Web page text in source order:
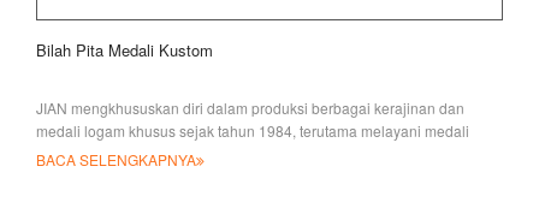
Bilah Pita Medali Kustom
JIAN mengkhususkan diri dalam produksi berbagai kerajinan dan
medali logam khusus sejak tahun 1984, terutama melayani medali
militer untuk
BACA SELENGKAPNYA